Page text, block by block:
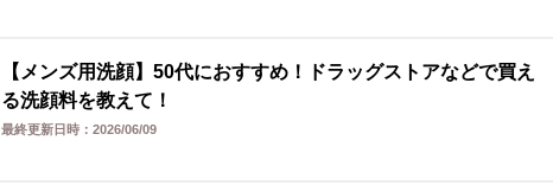
【メンズ用洗顔】50代におすすめ！ドラッグストアなどで買え
る洗顔料を教えて！
最終更新日時： 2026/06/09